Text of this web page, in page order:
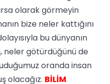
olarak görmeyin
bize neler kattığını
bu dünyanın
neler götürdüğünü de
oranda insan
olacağız. BİLİM